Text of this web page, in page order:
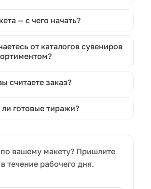
— с чего начать?
от каталогов сувениров
считаете заказ?
ли готовые тиражи?
вашему макету? Пришлите
течение рабочего дня.